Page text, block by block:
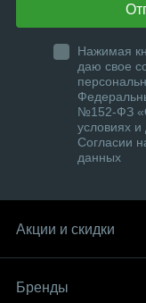
Нажимая
даю свое
№152-ФЗ
условиях
Согласии
данных
Акции и скидки
Бренды